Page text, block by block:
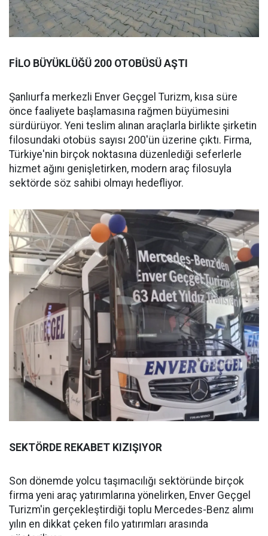
FİLO BÜYÜKLÜĞÜ 200 OTOBÜSÜ AŞTI
Şanlıurfa merkezli Enver Geçgel Turizm, kısa süre
önce faaliyete başlamasına rağmen büyümesini
sürdürüyor. Yeni teslim alınan araçlarla birlikte şirketin
filosundaki otobüs sayısı 200'ün üzerine çıktı. Firma,
Türkiye'nin birçok noktasına düzenlediği seferlerle
hizmet ağını genişletirken, modern araç filosuyla
sektörde söz sahibi olmayı hedefliyor.
SEKTÖRDE REKABET KIZIŞIYOR
Son dönemde yolcu taşımacılığı sektöründe birçok
firma yeni araç yatırımlarına yönelirken, Enver Geçgel
Turizm'in gerçekleştirdiği toplu Mercedes-Benz alımı
yılın en dikkat çeken filo yatırımları arasında